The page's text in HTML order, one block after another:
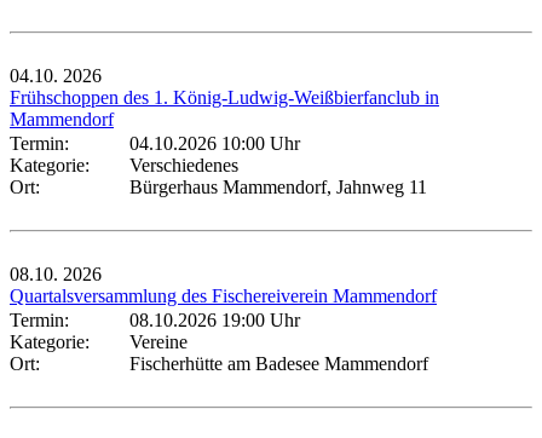
04.10. 2026
Frühschoppen des 1. König-Ludwig-Weißbierfanclub in
Mammendorf
Termin:
04.10.2026 10:00 Uhr
Kategorie:
Verschiedenes
Ort:
Bürgerhaus Mammendorf, Jahnweg 11
08.10. 2026
Quartalsversammlung des Fischereiverein Mammendorf
Termin:
08.10.2026 19:00 Uhr
Kategorie:
Vereine
Ort:
Fischerhütte am Badesee Mammendorf